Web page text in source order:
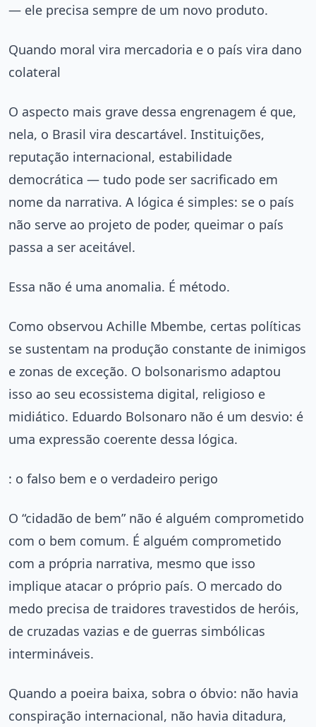
— ele precisa sempre de um novo produto.
Quando moral vira mercadoria e o país vira dano
colateral
O aspecto mais grave dessa engrenagem é que,
nela, o Brasil vira descartável. Instituições,
reputação internacional, estabilidade
democrática — tudo pode ser sacrificado em
nome da narrativa. A lógica é simples: se o país
não serve ao projeto de poder, queimar o país
passa a ser aceitável.
Essa não é uma anomalia. É método.
Como observou Achille Mbembe, certas políticas
se sustentam na produção constante de inimigos
e zonas de exceção. O bolsonarismo adaptou
isso ao seu ecossistema digital, religioso e
midiático. Eduardo Bolsonaro não é um desvio: é
uma expressão coerente dessa lógica.
: o falso bem e o verdadeiro perigo
O “cidadão de bem” não é alguém comprometido
com o bem comum. É alguém comprometido
com a própria narrativa, mesmo que isso
implique atacar o próprio país. O mercado do
medo precisa de traidores travestidos de heróis,
de cruzadas vazias e de guerras simbólicas
intermináveis.
Quando a poeira baixa, sobra o óbvio: não havia
conspiração internacional, não havia ditadura,